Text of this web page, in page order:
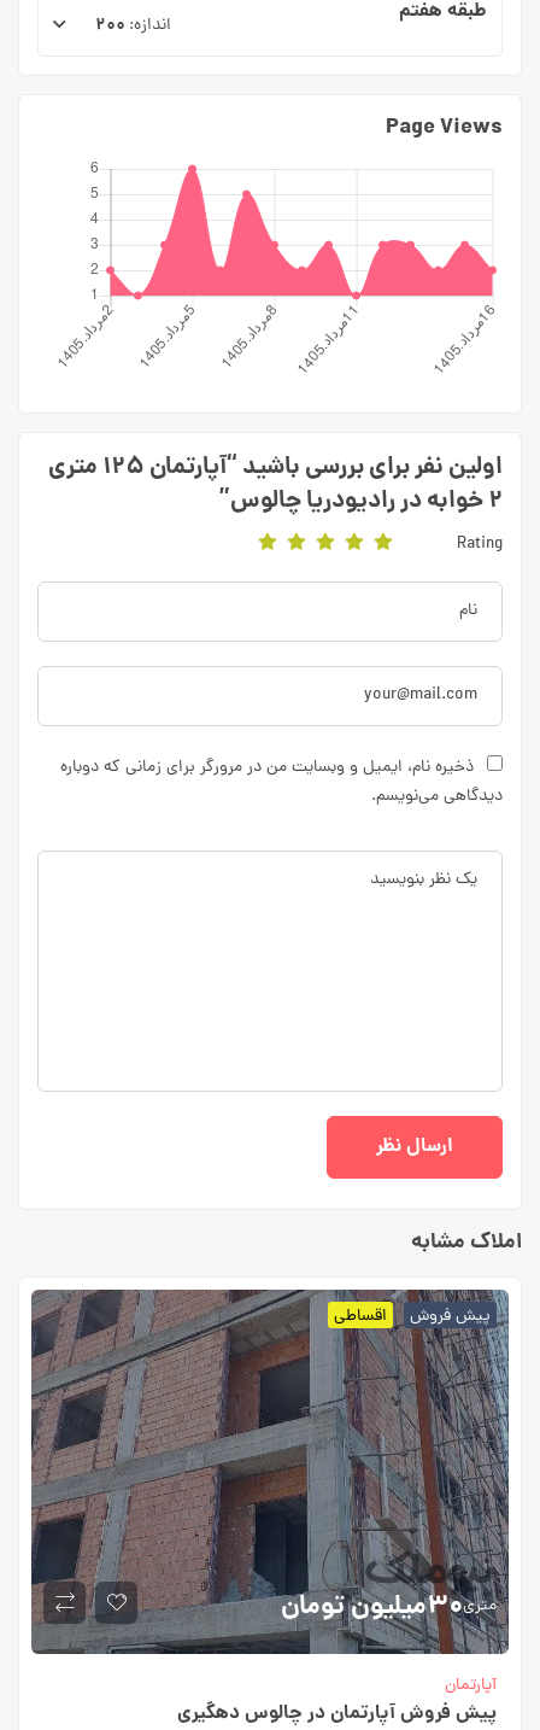
طبقه هفتم اندازه:
Page Views
اولین نفر برای بررسی باشید “آپارتمان ۱۲۵ متری
۲ خوابه در رادیودریا چالوس”
Rating
ذخیره نام، ایمیل و وبسایت من در مرورگر برای زمانی که دوباره
دیدگاهی می‌نویسم.
املاک مشابه
پیش فروش اقساطی
متری۳۰میلیون تومان
آپارتمان
پیش فروش آپارتمان در چالوس دهگیری